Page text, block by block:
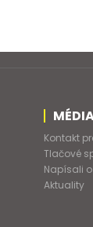
Kontakt
Tlačové
Napísali
Aktuality